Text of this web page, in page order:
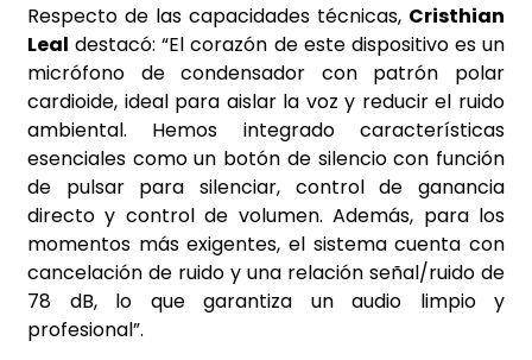
Respecto de las capacidades técnicas, Cristhian
Leal destacó: “El corazón de este dispositivo es un
micrófono de condensador con patrón polar
cardioide, ideal para aislar la voz y reducir el ruido
ambiental. Hemos integrado características
esenciales como un botón de silencio con función
de pulsar para silenciar, control de ganancia
directo y control de volumen. Además, para los
momentos más exigentes, el sistema cuenta con
cancelación de ruido y una relación señal/ruido de
78 dB, lo que garantiza un audio limpio y
profesional”.